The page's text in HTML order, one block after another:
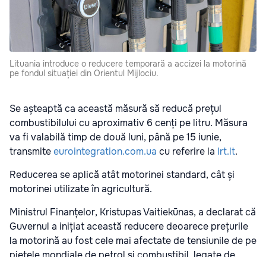
Lituania introduce o reducere temporară a accizei la motorină
pe fondul situației din Orientul Mijlociu.
Se așteaptă ca această măsură să reducă prețul
combustibilului cu aproximativ 6 cenți pe litru. Măsura
va fi valabilă timp de două luni, până pe 15 iunie,
transmiteeurointegration.com.ua cu referire la lrt.lt.
Reducerea se aplică atât motorinei standard, cât și
motorinei utilizate în agricultură.
Ministrul Finanțelor, Kristupas Vaitiekūnas, a declarat că
Guvernul a inițiat această reducere deoarece prețurile
la motorină au fost cele mai afectate de tensiunile de pe